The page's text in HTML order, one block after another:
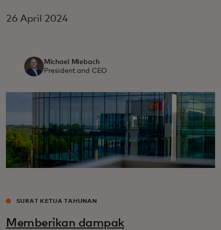
26 April 2024
Michael Miebach
President and CEO
SURAT KETUA TAHUNAN
Memberikan dampak